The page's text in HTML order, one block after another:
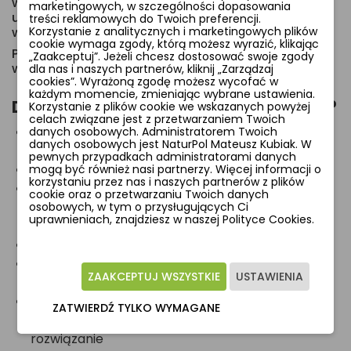
użytkowanie – nie rwie się i nie traci swoich
właściwości przez wiele sezonów
PowłokaHYDROFOBOWAodprowadzi nadmiar
wody z opadów deszczu.
Dlaczego warto wybrać nasz produkt ?
System mikrowentylacji – oddycha, ale nie
przemaka
Powłoka Hydrofobowa
Jako jedyny Fliz - przebadany i testowany w
Łódzkim Instytucie Technologicznym
Łukasiewicz.
Stabilizacja UV – trwałość nawet przez kilka
Polska produkcja – jesteśmy jedynym
rozwiązanie
marketingowych, w szczególności dopasowania
treści reklamowych do Twoich preferencji.
Korzystanie z analitycznych i marketingowych plików
cookie wymaga zgody, którą możesz wyrazić, klikając
„Zaakceptuj”. Jeżeli chcesz dostosować swoje zgody
dla nas i naszych partnerów, kliknij „Zarządzaj
cookies”. Wyrażoną zgodę możesz wycofać w
każdym momencie, zmieniając wybrane ustawienia.
Korzystanie z plików cookie we wskazanych powyżej
celach związane jest z przetwarzaniem Twoich
danych osobowych. Administratorem Twoich
danych osobowych jest NaturPol Mateusz Kubiak. W
pewnych przypadkach administratorami danych
mogą być również nasi partnerzy. Więcej informacji o
korzystaniu przez nas i naszych partnerów z plików
cookie oraz o przetwarzaniu Twoich danych
osobowych, w tym o przysługujących Ci
uprawnieniach, znajdziesz w naszej Polityce Cookies.
USTAWIENIA
ZAAKCEPTUJ WSZYSTKIE
ZATWIERDŹ TYLKO WYMAGANE